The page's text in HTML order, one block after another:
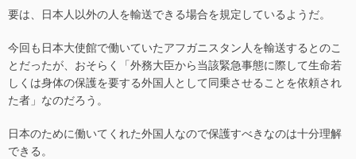
要は、日本人以外の人を輸送できる場合を規定しているようだ。
今回も日本大使館で働いていたアフガニスタン人を輸送するとのこ
とだったが、おそらく「外務大臣から当該緊急事態に際して生命若
しくは身体の保護を要する外国人として同乗させることを依頼され
た者」なのだろう。
日本のために働いてくれた外国人なので保護すべきなのは十分理解
できる。